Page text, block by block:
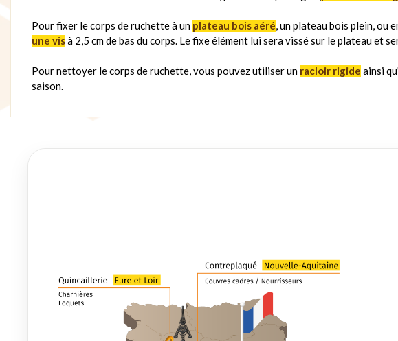
Pour fixer le corps de ruchette à un plateau bois aéré, un plateau bois plein, ou
une visà 2,5 cm de bas du corps. Le fixe élément lui sera vissé sur le plateau et
Pour nettoyer le corps de ruchette, vous pouvez utiliser un racloir rigide ainsi
saison.